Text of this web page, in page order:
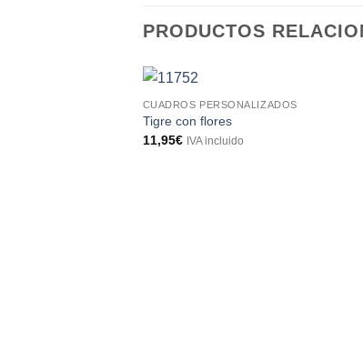
PRODUCTOS
CUADROS PERSONALIZADOS
Tigre con flores
11,95€ IVA incluido